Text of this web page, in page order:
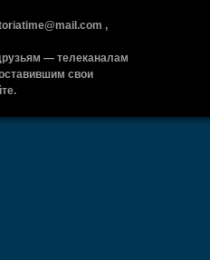
,
— телеканалам
свои